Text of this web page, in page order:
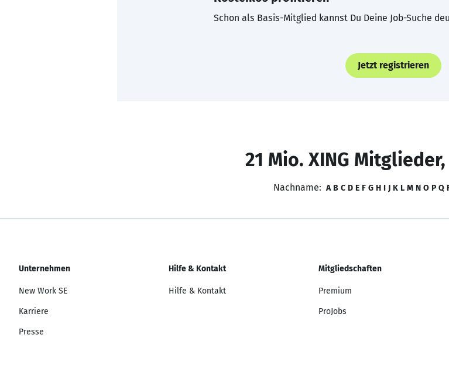
Schon als Basis-Mitglied kannst Du Deine Job-Suche
Jetzt registrieren
21 Mio. XING
Nachname: A B C D E F G H I J K L M N O P Q
Unternehmen
New Work SE
Karriere
Presse
Hilfe & Kontakt
Hilfe & Kontakt
Mitgliedschaften
Premium
ProJobs